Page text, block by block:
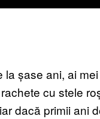
șase ani, ai
cu stele
dacă primii ani